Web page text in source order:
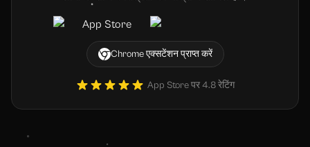
Chrome एक्सटेंशन प्राप्त करें
App Store पर 4.8 रेटिंग